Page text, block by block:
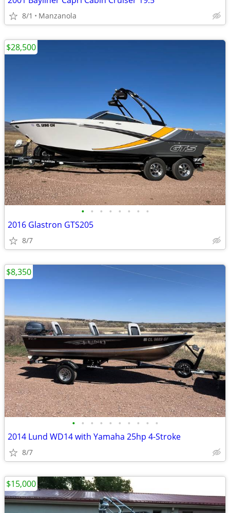
8/1 Manzanola
• • • • • • • •
2016 Glastron GTS205
8/7
$28,500
• • • • • • • • • •
2014 Lund WD14 with Yamaha 25hp 4-Stroke
8/7
$8,350
$15,000